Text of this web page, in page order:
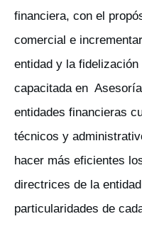
financiera, con el
comercial e
entidad y la
capacitada en
entidades financieras
técnicos y
hacer más eficientes
directrices de la
particularidades de